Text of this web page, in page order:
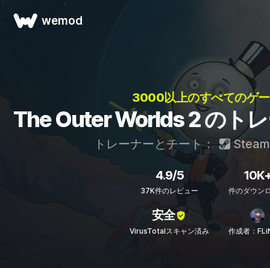
wemod
3000以上のすべてのゲ
The Outer Worlds 2 のト
トレーナーとチート： Steam
4.9/5
37K件のレビュー 件のダウン
安全
VirusTotalスキャン済み 作成者：